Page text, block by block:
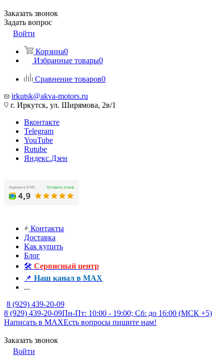
Заказать звонок
Задать вопрос
Войти
Корзина0
Избранные товары0
Сравнение товаров0
irkutsk@akva-motors.ru
г. Иркутск, ул. Ширямова, 2в/1
Вконтакте
Telegram
YouTube
Rutube
Яндекс.Дзен
Контакты
Доставка
Как купить
Блог
🛠️ Сервисный центр
📌 Наш канал в MAX
...
8 (929) 439-20-09
8 (929) 439-20-09Пн-Пт: 10:00 - 19:00; Сб: до 16:00 (МСК +5)
Написать в MAXЕсть вопросы пишите нам!
Заказать звонок
Войти